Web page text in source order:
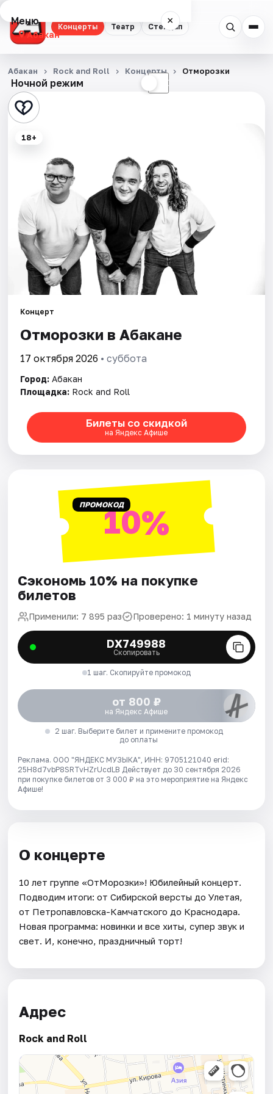
Концерты Театр Стендап
Меню ×
Абакан
Концерты
Театр
Стендап
Города
Площадки
Артисты
Рейтинги
Ночной режим ☾
Абакан Rock and Roll Концерты Отморозки
18+
Концерт
Отморозки в Абакане
17 октября 2026 • суббота
Город: Абакан
Площадка: Rock and Roll
Билеты со скидкой
на Яндекс Афише
ПРОМОКОД10%
Сэкономь 10% на покупке
билетов
Применили: 7 895 раз Проверено: 1 минуту назад
DX749988
Скопировать
1 шаг. Скопируйте промокод
от 800 ₽
на Яндекс Афише
2 шаг. Выберите билет и примените промокод
до оплаты
Реклама. ООО "ЯНДЕКС МУЗЫКА", ИНН: 9705121040 erid:
25H8d7vbP8SRTvHZrUcdLB Действует до 30 сентября 2026
при покупке билетов от 3 000 ₽ на это мероприятие на Яндекс
Афише!
О концерте
10 лет группе «ОтМорозки»! Юбилейный концерт.
Подводим итоги: от Сибирской версты до Улетая,
от Петропавловска-Камчатского до Краснодара.
Новая программа: новинки и все хиты, супер звук и
свет. И, конечно, праздничный торт!
Адрес
Rock and Roll